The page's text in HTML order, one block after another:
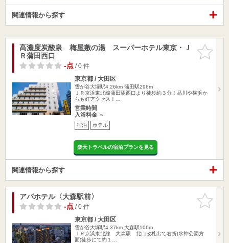
関連情報から探す
お気に入
りに追加
高濃度炭酸泉 梅屋敷の湯 スーパーホテル東京・Ｊ
Ｒ蒲田西口
-点/ 0 件
東京都 / 大田区
雪が谷大塚駅4.26km 蒲田駅296m
ＪＲ京浜東北線蒲田駅西口より徒歩約３分！品川や横浜か
らも好アクセス！…
営業時間
入浴料金 ～
宿泊 ホテル
楽天トラベルの宿泊プランを見る
関連情報から探す
お気に入
りに追加
アパホテル〈大森駅前〉
-点/ 0 件
東京都 / 大田区
雪が谷大塚駅4.37km 大森駅106m
ＪＲ京浜東北線 大森駅 北口改札出て右折(水神公園方
面)徒歩にて約１…